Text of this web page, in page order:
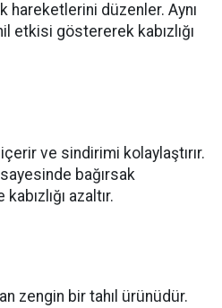
hareketlerini düzenler. Aynı
etkisi göstererek kabızlığı
ve sindirimi kolaylaştırır.
bağırsak
azaltır.
zengin bir tahıl ürünüdür.